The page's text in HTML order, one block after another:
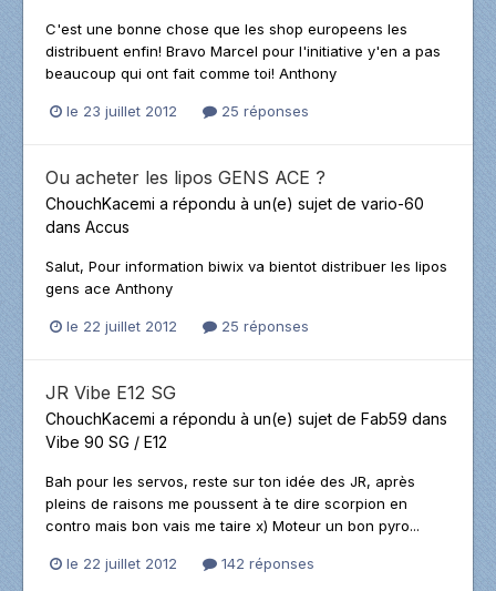
C'est une bonne chose que les shop europeens les
distribuent enfin! Bravo Marcel pour l'initiative y'en a pas
beaucoup qui ont fait comme toi! Anthony
le 23 juillet 2012 25 réponses
Ou acheter les lipos GENS ACE ?
ChouchKacemi a répondu à un(e) sujet de vario-60
dans Accus
Salut, Pour information biwix va bientot distribuer les lipos
gens ace Anthony
le 22 juillet 2012 25 réponses
JR Vibe E12 SG
ChouchKacemi a répondu à un(e) sujet de Fab59 dans
Vibe 90 SG / E12
Bah pour les servos, reste sur ton idée des JR, après
pleins de raisons me poussent à te dire scorpion en
contro mais bon vais me taire x) Moteur un bon pyro...
le 22 juillet 2012 142 réponses